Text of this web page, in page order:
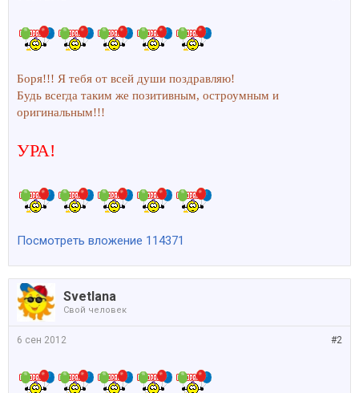
Боря!!! Я тебя от всей души поздравляю!
Будь всегда таким же позитивным, остроумным и
оригинальным!!!
УРА!
Посмотреть вложение 114371
Svetlana
Свой человек
#2
6 сен 2012